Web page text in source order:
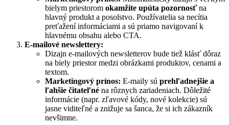
bielym priestorom okamžite upúta pozornosťna
hlavný produkt a posolstvo. Používatelia sa necítia
preťažení informáciami a sú priamo navigovaní k
hlavnému obsahu alebo CTA.
E-mailové newslettery:
Dizajn e-mailových newsletterov bude tiež klásť dôraz
na biely priestor medzi obrázkami produktov, cenami a
textom.
Marketingový prínos: E-maily sú prehľadnejšie a
ľahšie čitateľné na rôznych zariadeniach. Dôležité
informácie (napr. zľavové kódy, nové kolekcie) sú
jasne viditeľné a znižuje sa šanca, že si ich zákazník
nevšimne.